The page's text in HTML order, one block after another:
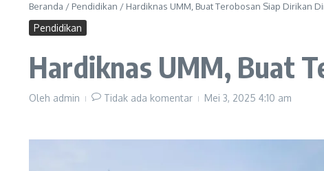
Beranda / Pendidikan / Hardiknas UMM, Buat Terobosan Siap Dirikan
Pendidikan
Hardiknas UMM, Buat
Oleh admin Tidak ada komentar Mei 3, 2025 4:10 am